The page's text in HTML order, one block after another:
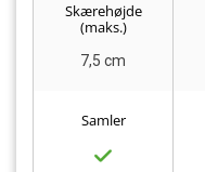
Skærehøjde
(maks.)
7,5 cm
Samler